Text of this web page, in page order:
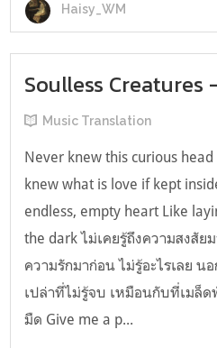
Haisy_WM
Soulless Creatures
Music Translation
Never knew this curious
knew what is love if kept
endless, empty heart Like
the dark ไม่เคยรู้ถึงความสงสัย
ความรักมาก่อน ไม่รู้อะไรเลย น
เปล่าที่ไม่รู้จบ เหมือนกับที่เมล็
มืด Give me a p...